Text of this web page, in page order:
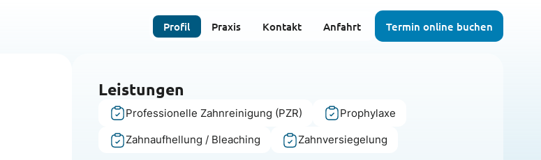
Profil Praxis Kontakt Anfahrt Termin online buchen
Leistungen
Professionelle Zahnreinigung (PZR) Prophylaxe
Zahnaufhellung / Bleaching Zahnversiegelung